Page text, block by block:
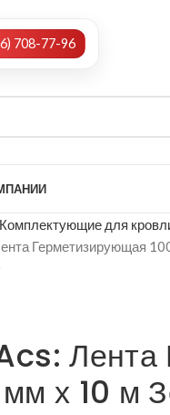
708-77-96
Комплектующие для
Герметизирующая
Лента
мм х 10 м